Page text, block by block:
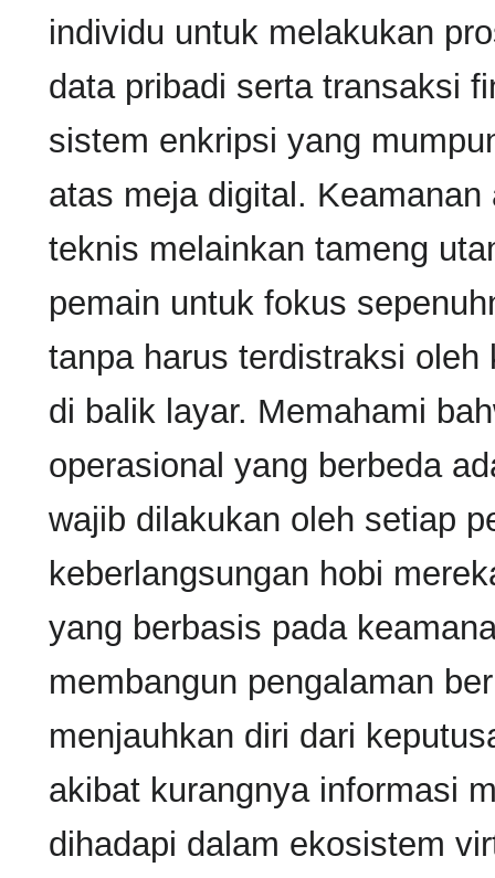
individu untuk melakukan
data pribadi serta transaksi
sistem enkripsi yang
atas meja digital.
teknis melainkan tameng
pemain untuk fokus
tanpa harus terdistraksi
di balik layar. Memahami
operasional yang berbeda
wajib dilakukan oleh setiap
keberlangsungan hobi
yang berbasis pada
membangun pengalaman
menjauhkan diri dari
akibat kurangnya informasi
dihadapi dalam ekosistem